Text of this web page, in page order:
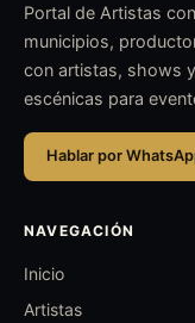
Portal de Artistas
municipios,
con artistas, shows
escénicas para
Hablar por
NAVEGACIÓN
Inicio
Artistas